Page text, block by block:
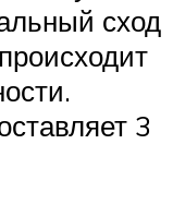
сход
3